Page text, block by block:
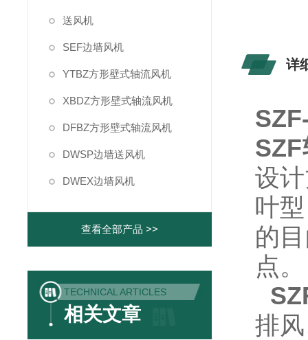
送风机
SEF边墙风机
YTBZ方形壁式轴流风机
XBDZ方形壁式轴流风机
DFBZ方形壁式轴流风机
DWSP边墙送风机
DWEX边墙风机
查看全部产品 >>
TECHNICAL ARTICLES
相关文章
详
设
叶
的
点。
排